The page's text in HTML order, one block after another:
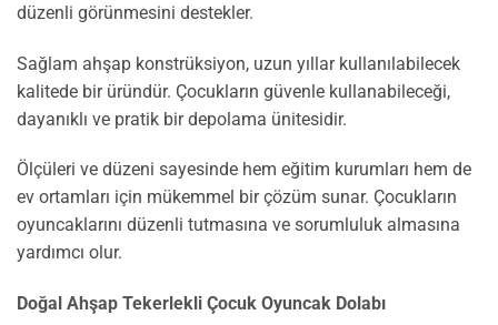
düzenli görünmesini destekler.
Sağlam ahşap konstrüksiyon, uzun yıllar kullanılabilecek
kalitede bir üründür. Çocukların güvenle kullanabileceği,
dayanıklı ve pratik bir depolama ünitesidir.
Ölçüleri ve düzeni sayesinde hem eğitim kurumları hem de
ev ortamları için mükemmel bir çözüm sunar. Çocukların
oyuncaklarını düzenli tutmasına ve sorumluluk almasına
yardımcı olur.
Doğal Ahşap Tekerlekli Çocuk Oyuncak Dolabı